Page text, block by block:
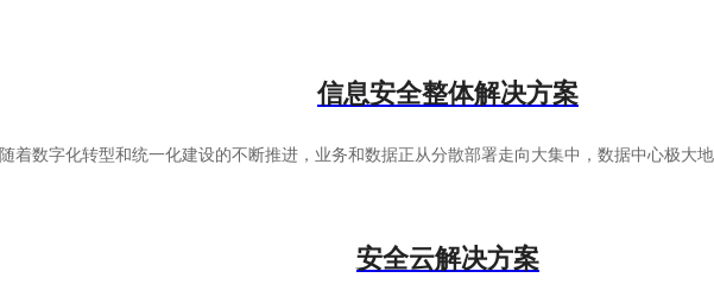
信息安全整体解决方案
随着数字化转型和统一化建设的不断推进，业务和数据正从分散部署走向大集中，数据中心极大
安全云解决方案